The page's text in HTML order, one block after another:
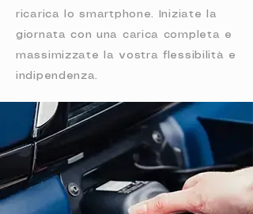
ricarica lo smartphone. Iniziate la
giornata con una carica completa e
massimizzate la vostra flessibilità e
indipendenza.